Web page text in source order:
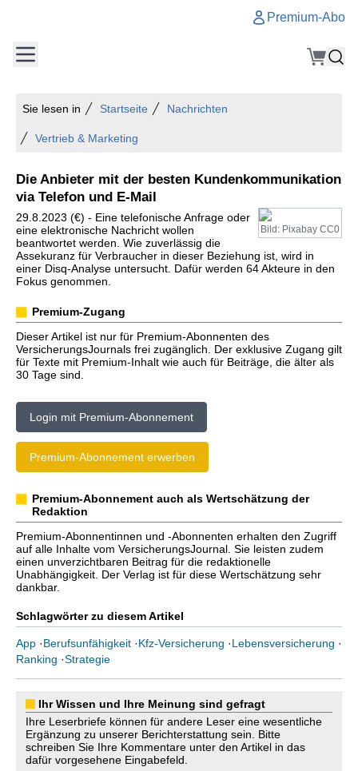
Premium-Abo
Sie lesen in Startseite Nachrichten
Vertrieb & Marketing
Die Anbieter mit der besten Kundenkommunikation
via Telefon und E-Mail
Bild: Pixabay CC0
29.8.2023 (€) - Eine telefonische Anfrage oder
eine elektronische Nachricht wollen
beantwortet werden. Wie zuverlässig die
Assekuranz für Verbraucher in dieser Beziehung ist, wird in
einer Disq-Analyse untersucht. Dafür werden 64 Akteure in den
Fokus genommen.
Premium-Zugang
Dieser Artikel ist nur für Premium-Abonnenten des
VersicherungsJournals frei zugänglich. Der exklusive Zugang gilt
für Texte mit Premium-Inhalt wie auch für Beiträge, die älter als
30 Tage sind.
Login mit Premium-Abonnement
Premium-Abonnement erwerben
Premium-Abonnement auch als Wertschätzung der
Redaktion
Premium-Abonnentinnen und -Abonnenten erhalten den Zugriff
auf alle Inhalte vom VersicherungsJournal. Sie leisten zudem
einen unverzichtbaren Beitrag für die redaktionelle
Unabhängigkeit. Der Verlag ist für diese Wertschätzung sehr
dankbar.
Schlagwörter zu diesem Artikel
App ·Berufsunfähigkeit ·Kfz-Versicherung ·Lebensversicherung ·
Ranking ·Strategie
Ihr Wissen und Ihre Meinung sind gefragt
Ihre Leserbriefe können für andere Leser eine wesentliche
Ergänzung zu unserer Berichterstattung sein. Bitte
schreiben Sie Ihre Kommentare unter den Artikel in das
dafür vorgesehene Eingabefeld.